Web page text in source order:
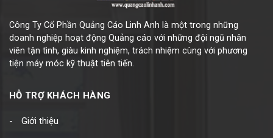
Công Ty Cổ Phần Quảng Cáo Linh Anh là một trong những
doanh nghiệp hoạt động Quảng cáo với những đội ngũ nhân
viên tận tình, giàu kinh nghiệm, trách nhiệm cùng với phương
tiện máy móc kỹ thuật tiên tiến.
HỖ TRỢ KHÁCH HÀNG
Giới thiệu